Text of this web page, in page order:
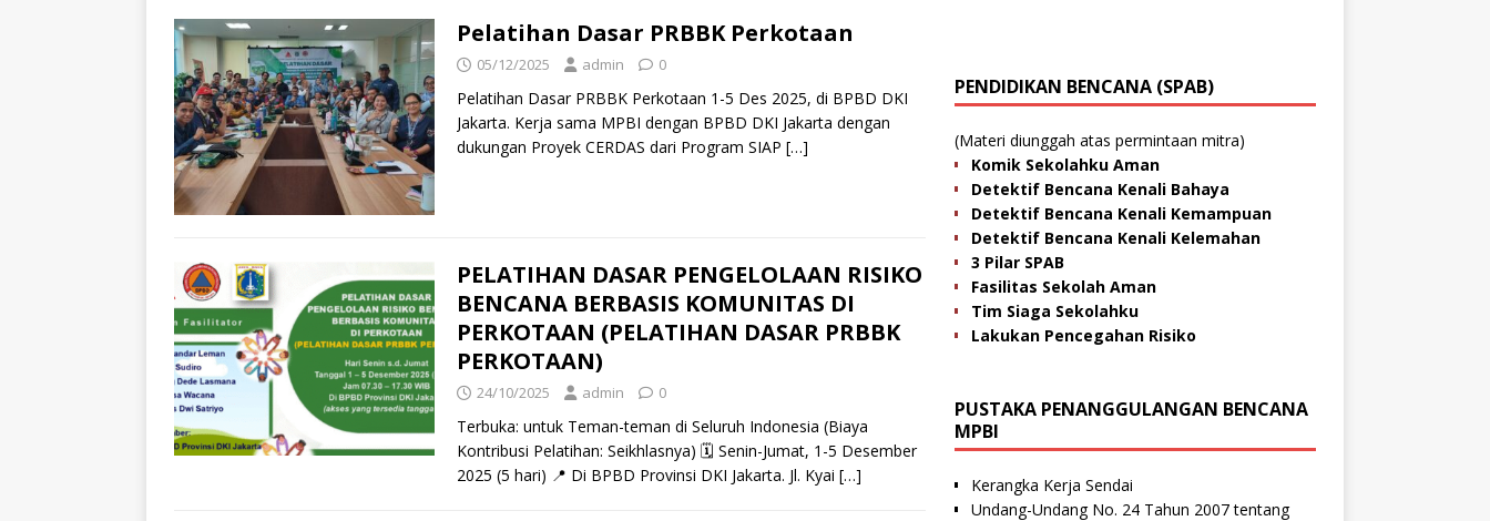
Pelatihan Dasar PRBBK Perkotaan
05/12/2025 admin 0
Pelatihan Dasar PRBBK Perkotaan 1-5 Des 2025, di BPBD DKI
Jakarta. Kerja sama MPBI dengan BPBD DKI Jakarta dengan
dukungan Proyek CERDAS dari Program SIAP […]
PELATIHAN DASAR PENGELOLAAN RISIKO
BENCANA BERBASIS KOMUNITAS DI
PERKOTAAN (PELATIHAN DASAR PRBBK
PERKOTAAN)
24/10/2025 admin 0
Terbuka: untuk Teman-teman di Seluruh Indonesia (Biaya
Kontribusi Pelatihan: Seikhlasnya) 🗓️ Senin-Jumat, 1-5 Desember
2025 (5 hari) 📍 Di BPBD Provinsi DKI Jakarta. Jl. Kyai […]
PENDIDIKAN BENCANA (SPAB)
(Materi diunggah atas permintaan mitra)
Komik Sekolahku Aman
Detektif Bencana Kenali Bahaya
Detektif Bencana Kenali Kemampuan
Detektif Bencana Kenali Kelemahan
3 Pilar SPAB
Fasilitas Sekolah Aman
Tim Siaga Sekolahku
Lakukan Pencegahan Risiko
PUSTAKA PENANGGULANGAN BENCANA
MPBI
Kerangka Kerja Sendai
Undang-Undang No. 24 Tahun 2007 tentang